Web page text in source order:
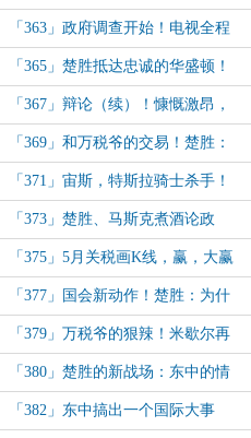
赃国会！通用汽车、特斯拉反应！
「363」政府调查开始！电视全程
直播，全美收视率爆表！
「365」楚胜抵达忠诚的华盛顿！
全美瞩目！
「367」辩论（续）！慷慨激昂，
全场掌声，最后一击致命！
「369」和万税爷的交易！楚胜：
你们为什么逼我杀杀杀！
「371」宙斯，特斯拉骑士杀手！
马斯克再度眼前一黑！
「373」楚胜、马斯克煮酒论政
治！人生导师楚胜！
「375」5月关税画K线，赢，大赢
特赢，赢麻了！
「377」国会新动作！楚胜：为什
么要逼我？！
「379」万税爷的狠辣！米歇尔再
进一步：州参议员！
「380」楚胜的新战场：东中的情
报幽灵，拖美国下水，搞事！
「382」东中搞出一个国际大事